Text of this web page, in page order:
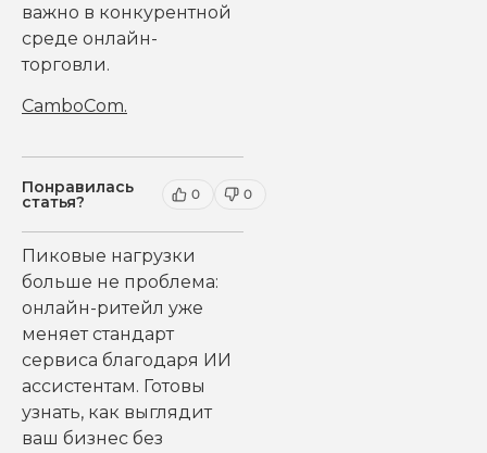
важно в конкурентной
среде онлайн-
торговли.
CamboCom.
Понравилась
статья? 0 0
Пиковые нагрузки
больше не проблема:
онлайн-ритейл уже
меняет стандарт
сервиса благодаря ИИ
ассистентам. Готовы
узнать, как выглядит
ваш бизнес без